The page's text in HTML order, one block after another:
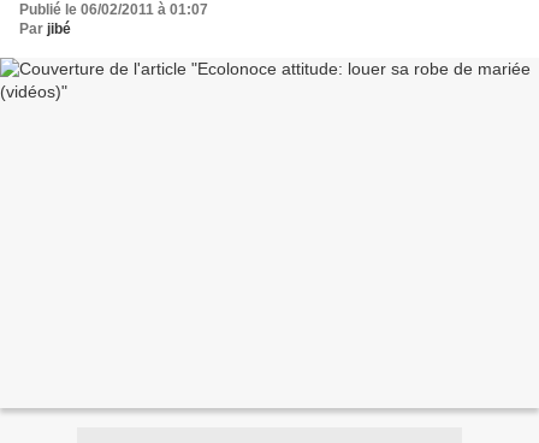
Publié le 06/02/2011 à 01:07
Par jibé